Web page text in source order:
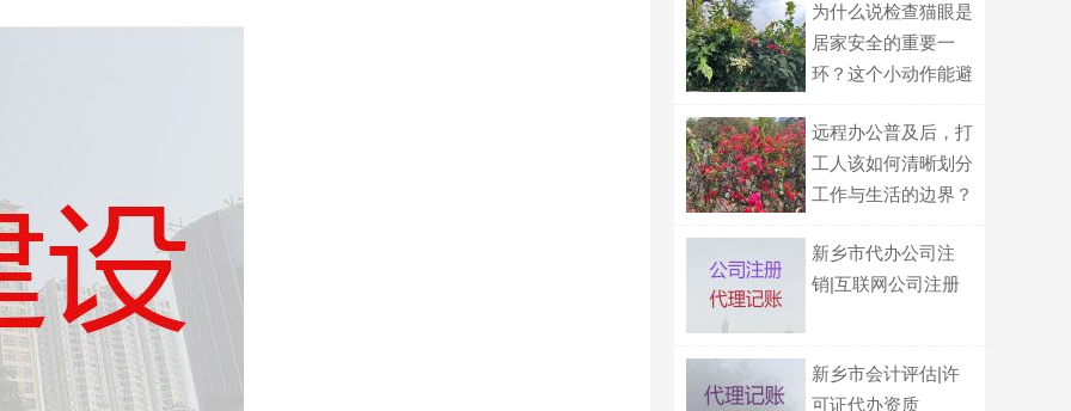
为什么说检查猫眼是
居家安全的重要一
环？这个小动作能避
远程办公普及后，打
工人该如何清晰划分
工作与生活的边界？
新乡市代办公司注
销|互联网公司注册
新乡市会计评估|许
可证代办资质